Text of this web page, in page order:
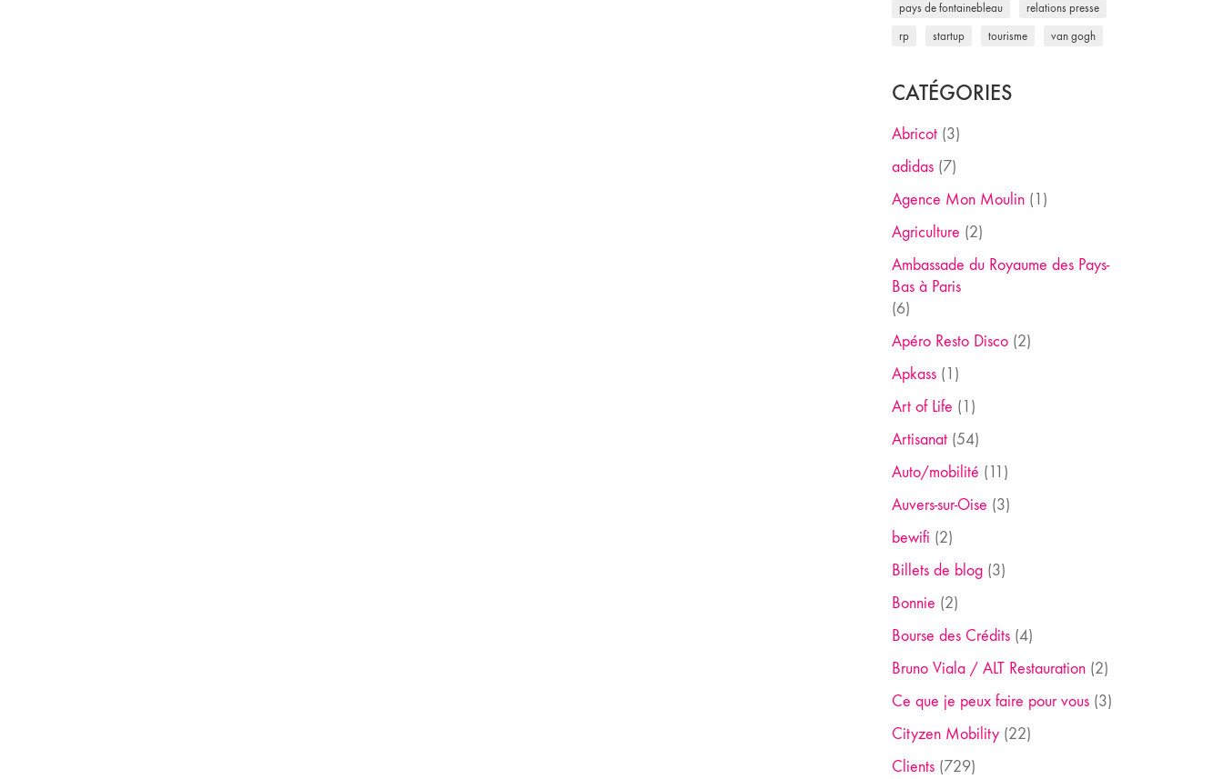
pays de fontainebleau relations presse
rp startup tourisme van gogh
CATÉGORIES
Abricot(3)
adidas(7)
Agence Mon Moulin(1)
Agriculture (2)
Ambassade du Royaume des Pays-
Bas à Paris
(6)
Apéro Resto Disco(2)
Apkass(1)
Art of Life (1)
Artisanat(54)
Auto/mobilité (11)
Auvers-sur-Oise (3)
bewifi (2)
Billets de blog(3)
Bonnie (2)
Bourse des Crédits(4)
Bruno Viala / ALT Restauration(2)
Ce que je peux faire pour vous(3)
Cityzen Mobility(22)
Clients(729)